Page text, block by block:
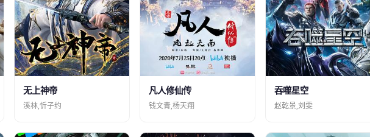
无上神帝
溪林,忻子约
凡人修仙传
钱文青,杨天翔
吞噬星空
赵乾景,刘雯